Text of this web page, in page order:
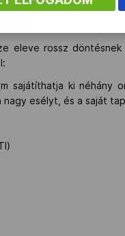
ám mint mondta:
eleve rossz
sajátíthatja ki néhány
esélyt, és a saját